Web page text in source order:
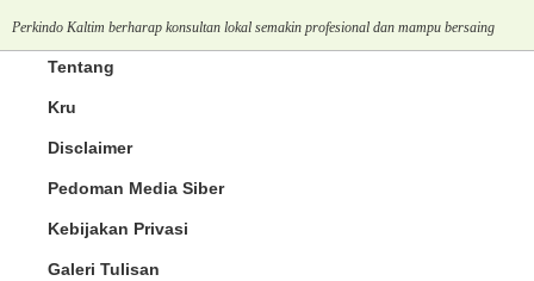
Perkindo Kaltim berharap konsultan lokal semakin profesional dan mampu bersaing
Tentang
Kru
Disclaimer
Pedoman Media Siber
Kebijakan Privasi
Galeri Tulisan